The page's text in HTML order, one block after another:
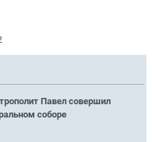
Павел совершил
соборе